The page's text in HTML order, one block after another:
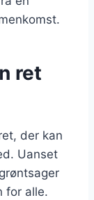
ret
der kan
Uanset
for alle.